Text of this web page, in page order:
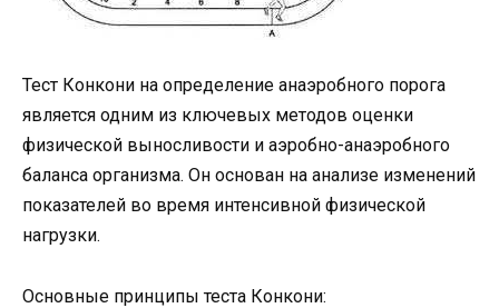
Тест Конкони на определение анаэробного порога
является одним из ключевых методов оценки
физической выносливости и аэробно-анаэробного
баланса организма. Он основан на анализе изменений
показателей во время интенсивной физической
нагрузки.
Основные принципы теста Конкони: